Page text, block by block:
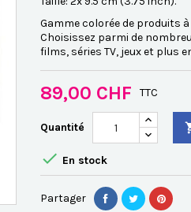
Gamme colorée de produits
Choisissez parmi de
films, séries TV, jeux et plus
89,00 CHF TTC
Quantité
 En stock
Partager